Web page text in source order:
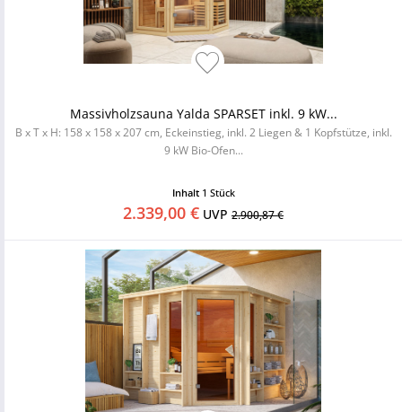
Massivholzsauna Yalda SPARSET inkl. 9 kW...
B x T x H: 158 x 158 x 207 cm, Eckeinstieg, inkl. 2 Liegen & 1 Kopfstütze, inkl.
9 kW Bio-Ofen...
Inhalt 1 Stück
2.339,00 € UVP 2.900,87 €